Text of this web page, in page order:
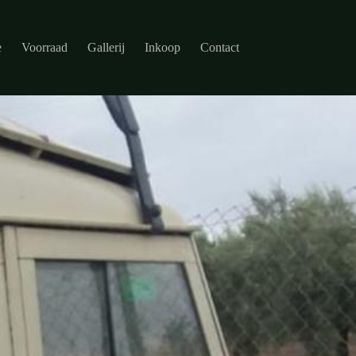
Voorraad Gallerij Inkoop Contact